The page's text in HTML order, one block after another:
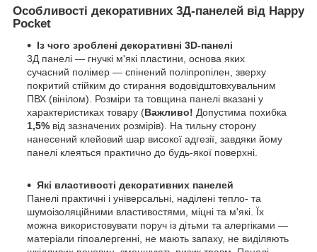
Особливості декоративних 3Д-панелей від Happy
Pocket
Із чого зроблені декоративні 3D-панелі
3Д панелі — гнучкі м'які пластини, основа яких
сучасний полімер — спінений поліпропілен, зверху
покритий стійким до стирання водовідштовхувальним
ПВХ (вінілом). Розміри та товщина панелі вказані у
характеристиках товару (Важливо! Допустима похибка
1,5% від зазначених розмірів). На тильну сторону
нанесений клейовий шар високої адгезії, завдяки йому
панелі клеяться практично до будь-якої поверхні.
Які властивості декоративних панелей
Панелі практичні і універсальні, наділені тепло- та
шумоізоляційними властивостями, міцні та м'які. Їх
можна використовувати поруч із дітьми та алергіками —
матеріали гіпоалергенні, не мають запаху, не виділяють